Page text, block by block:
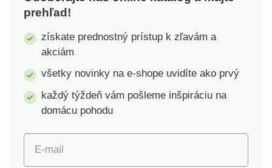
prehľad!
získate prednostný prístup k zľavám a
akciám
všetky novinky na e-shope uvidíte ako prvý
každý týždeň vám pošleme inšpiráciu na
domácu pohodu
E-mail